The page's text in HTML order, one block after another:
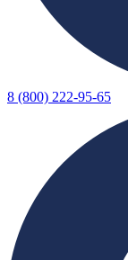
8 (800) 222-95-65